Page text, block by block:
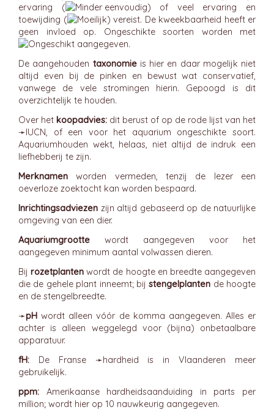
ervaring (
) of veel ervaring en
toewijding (
) vereist. De kweekbaarheid heeft er
geen invloed op. Ongeschikte soorten worden met
aangegeven.
De aangehouden taxonomieis hier en daar mogelijk niet
altijd even bij de pinken en bewust wat conservatief,
vanwege de vele stromingen hierin. Gepoogd is dit
overzichtelijk te houden.
Over het koopadvies: dit berust of op de rode lijst van het
➛IUCN, of een voor het aquarium ongeschikte soort.
Aquariumhouden wekt, helaas, niet altijd de indruk een
liefhebberij te zijn.
Merknamen worden vermeden, tenzij de lezer een
oeverloze zoektocht kan worden bespaard.
Inrichtingsadviezen zijn altijd gebaseerd op de natuurlijke
omgeving van een dier.
Aquariumgrootte wordt aangegeven voor het
aangegeven minimum aantal volwassen dieren.
Bijrozetplanten wordt de hoogte en breedte aangegeven
die de gehele plant inneemt; bijstengelplanten de hoogte
en de stengelbreedte.
➛pH wordt alleen vóór de komma aangegeven. Alles er
achter is alleen weggelegd voor (bijna) onbetaalbare
apparatuur.
fH: De Franse ➛hardheid is in Vlaanderen meer
gebruikelijk.
ppm: Amerikaanse hardheidsaanduiding in parts per
million; wordt hier op 10 nauwkeurig aangegeven.